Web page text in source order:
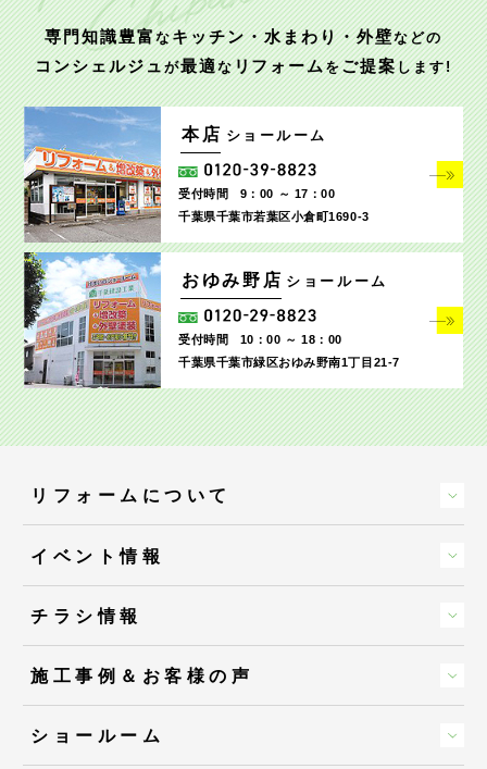
専門知識豊富なキッチン・水まわり・外壁などの
コンシェルジュが最適なリフォームをご提案します!
本店 ショールーム
受付時間
9：00 ～ 17：00
千葉県千葉市若葉区小倉町1690‐3
おゆみ野店 ショールーム
受付時間
10：00 ～ 18：00
千葉県千葉市緑区おゆみ野南1丁目21-7
リフォームについて
イベント情報
チラシ情報
施工事例＆お客様の声
ショールーム